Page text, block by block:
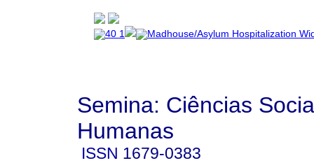
Semina: Ciências
Humanas
ISSN 1679-0383